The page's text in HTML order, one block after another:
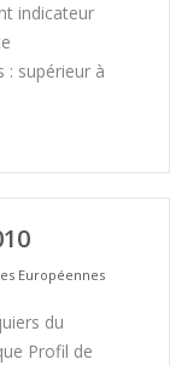
indicateur
: supérieur à
Européennes
du
Profil de